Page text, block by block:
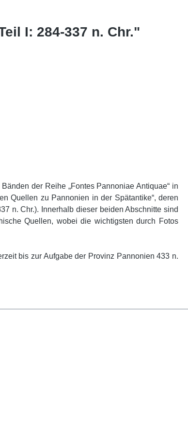
I: 284-337 n. Chr."
der Reihe „Fontes Pannoniae Antiquae“ in
Quellen zu Pannonien in der Spätantike“, deren
n. Chr.). Innerhalb dieser beiden Abschnitte sind
Quellen, wobei die wichtigsten durch Fotos
bis zur Aufgabe der Provinz Pannonien 433 n.